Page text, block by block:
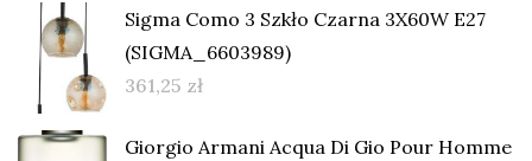
Sigma Como 3 Szkło Czarna 3X60W E27
(SIGMA_6603989)
361,25 zł
Giorgio Armani Acqua Di Gio Pour Homme